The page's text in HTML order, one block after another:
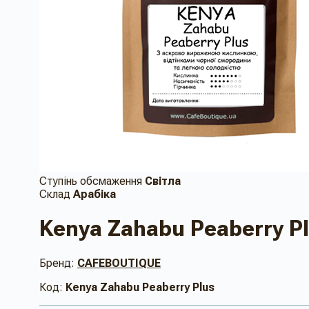
Ступінь обсмаження Світла
Склад Арабіка
Kenya Zahabu Peaberry
Бренд: CAFEBOUTIQUE
Код: Kenya Zahabu Peaberry Plus